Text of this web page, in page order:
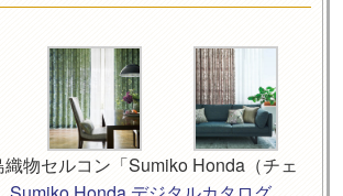
物セルコン「Sumiko Honda（チェ